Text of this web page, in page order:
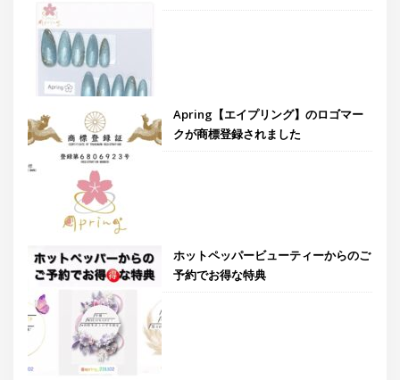
Apring【エイプリング】のロゴマー
クが商標登録されました
ホットペッパービューティーからのご
予約でお得な特典